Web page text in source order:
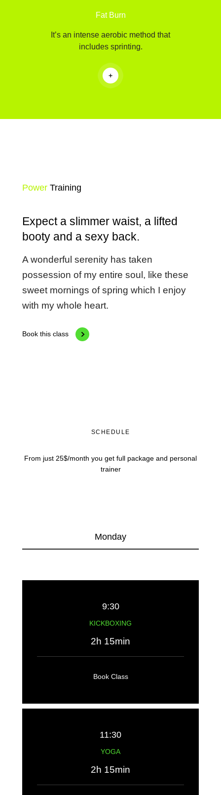
Fat Burn
It’s an intense aerobic method that
includes sprinting.
Power Training
Expect a slimmer waist, a lifted
booty and a sexy back.
A wonderful serenity has taken
possession of my entire soul, like these
sweet mornings of spring which I enjoy
with my whole heart.
Book this class
SCHEDULE
From just 25$/month you get full package and personal
trainer
Monday
9:30
KICKBOXING
2h 15min
Book Class
11:30
YOGA
2h 15min